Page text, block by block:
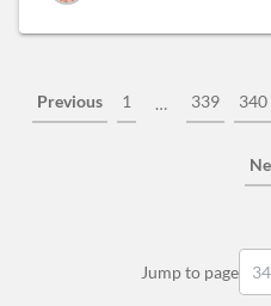
Previous 1 … 339 340
Jump to page